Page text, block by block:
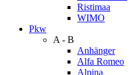
Ristimaa
WIMO
Pkw
A - B
Anhänger
Alfa Romeo
Alpina